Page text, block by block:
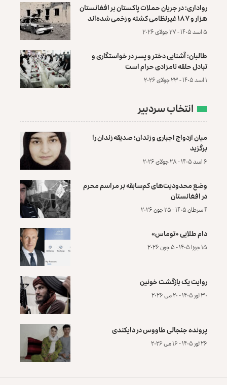
رواداری: در جریان حملات پاکستان بر افغانستان
هزار و ۱۸۷ غیرنظامی کشته و زخمی شده‌اند
۵ اسد ۱۴۰۵ - ۲۷ جولای ۲۰۲۶
طالبان: آشنایی دختر و پسر در خواستگاری و
تبادل حلقه نامزادی حرام است
۱ اسد ۱۴۰۵ - ۲۳ جولای ۲۰۲۶
انتخاب سردبیر
میان ازدواج اجباری و زندان؛ صدیقه زندان را
برگزید
۶ اسد ۱۴۰۵ - ۲۸ جولای ۲۰۲۶
وضع محدودیت‌های کم‌سابقه بر مراسم محرم
در افغانستان
۴ سرطان ۱۴۰۵ - ۲۵ جون ۲۰۲۶
دام طلایی «توماس»
۱۵ جوزا ۱۴۰۵ - ۵ جون ۲۰۲۶
روایت یک بازگشت خونین
۳۰ ثور ۱۴۰۵ - ۲۰ می ۲۰۲۶
پرونده‌ جنجالی طاووس در دایکندی
۲۶ ثور ۱۴۰۵ - ۱۶ می ۲۰۲۶